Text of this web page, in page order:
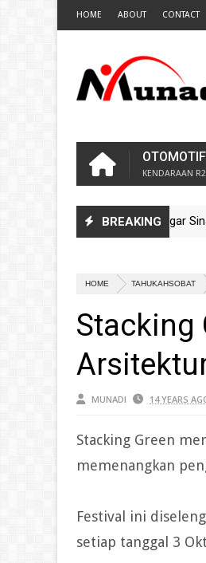
HOME ABOUT CONTACT
OTOMOTIF
KENDARAAN
BREAKING
Ondel-Ondel Sanggar Sinar
HOME TAHUKAHSOBAT
Stacking
MUNADI 14 YEARS
Stacking Green
memenangkan
Festival ini
setiap tanggal 3